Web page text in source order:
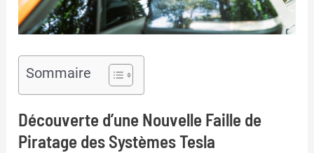
Sommaire
Découverte d’une Nouvelle Faille de
Piratage des Systèmes Tesla